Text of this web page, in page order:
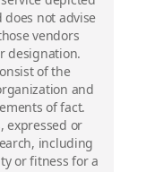
not advise
vendors
designation.
of the
and
of fact.
expressed or
including
or fitness for a